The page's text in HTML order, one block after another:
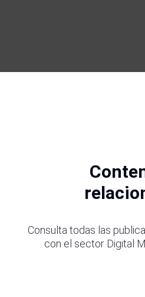
Consulta todas las
con el sector Digital